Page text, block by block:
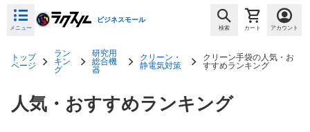
メニュー
ビジネスモール
検索 カート アカウント
トップ
ページ
ラン
キン
グ
研究用
総合機
器
クリーン・
静電気対策
クリーン手袋の人気・お
すすめランキング
人気・おすすめランキング